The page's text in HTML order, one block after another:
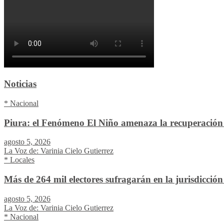
Noticias
* Nacional
Piura: el Fenómeno El Niño amenaza la
agosto 5, 2026
La Voz de: Varinia Cielo Gutierrez
* Locales
Más de 264 mil electores sufragarán en la
agosto 5, 2026
La Voz de: Varinia Cielo Gutierrez
* Nacional